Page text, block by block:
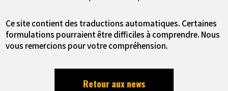
Ce site contient des traductions automatiques. Certaines
formulations pourraient être difficiles à comprendre. Nous
vous remercions pour votre compréhension.
Retour aux news